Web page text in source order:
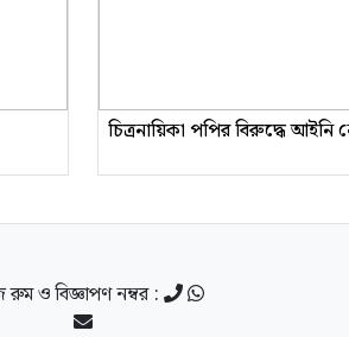
চিত্রনায়িকা পপির বিরুদ্ধে আইনি
ও বিজ্ঞাপণ নম্বর :